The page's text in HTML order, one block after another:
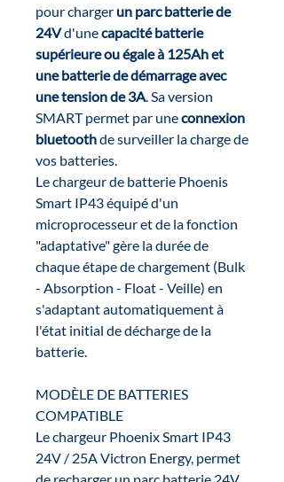
pour charger un parc batterie de
24Vd'unecapacité batterie
supérieure ou égale à 125Ah et
une batterie de démarrage avec
une tension de 3A. Sa version
SMART permet par uneconnexion
bluetoothde surveiller la charge de
vos batteries.
Le chargeur de batterie Phoenis
Smart IP43 équipé d'un
microprocesseur et de la fonction
"adaptative" gère la durée de
chaque étape de chargement (Bulk
- Absorption - Float - Veille) en
s'adaptant automatiquement à
l'état initial de décharge de la
batterie.
MODÈLE DE BATTERIES
COMPATIBLE
Le chargeur Phoenix Smart IP43
24V / 25A Victron Energy, permet